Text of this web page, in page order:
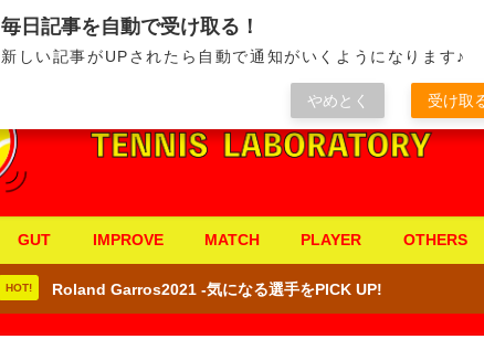
GUT IMPROVE MATCH PLAYER OTHERS
HOT! Roland Garros2021 -気になる選手をPICK UP!
毎日記事を自動で受け取る！
新しい記事がUPされたら自動で通知がいくようになります♪
やめとく 受け取